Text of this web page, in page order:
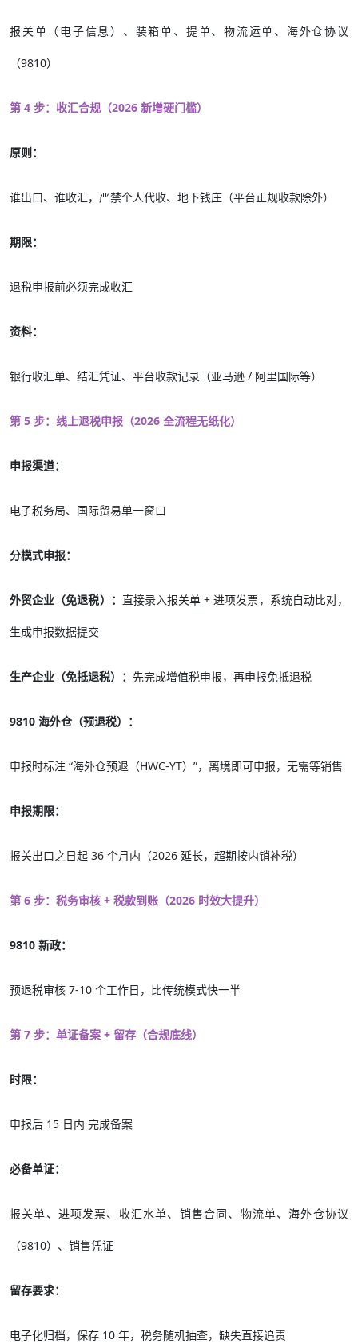
报关单（电子信息）、装箱单、提单、物流运单、海外仓协议
（9810）
第 4 步：收汇合规（2026 新增硬门槛）
原则：
谁出口、谁收汇，严禁个人代收、地下钱庄（平台正规收款除外）
期限：
退税申报前必须完成收汇
资料：
银行收汇单、结汇凭证、平台收款记录（亚马逊 / 阿里国际等）
第 5 步：线上退税申报（2026 全流程无纸化）
申报渠道：
电子税务局、国际贸易单一窗口
分模式申报：
外贸企业（免退税）： 直接录入报关单 + 进项发票，系统自动比对，
生成申报数据提交
生产企业（免抵退税）： 先完成增值税申报，再申报免抵退税
9810 海外仓（预退税）：
申报时标注 “海外仓预退（HWC-YT）”，离境即可申报，无需等销售
申报期限：
报关出口之日起 36 个月内（2026 延长，超期按内销补税）
第 6 步：税务审核 + 税款到账（2026 时效大提升）
9810 新政：
预退税审核 7-10 个工作日，比传统模式快一半
第 7 步：单证备案 + 留存（合规底线）
时限：
申报后 15 日内 完成备案
必备单证：
报关单、进项发票、收汇水单、销售合同、物流单、海外仓协议
（9810）、销售凭证
留存要求：
电子化归档，保存 10 年，税务随机抽查，缺失直接追责